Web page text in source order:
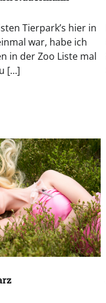
Tierpark’s hier in
war, habe ich
in der Zoo Liste mal
[…]